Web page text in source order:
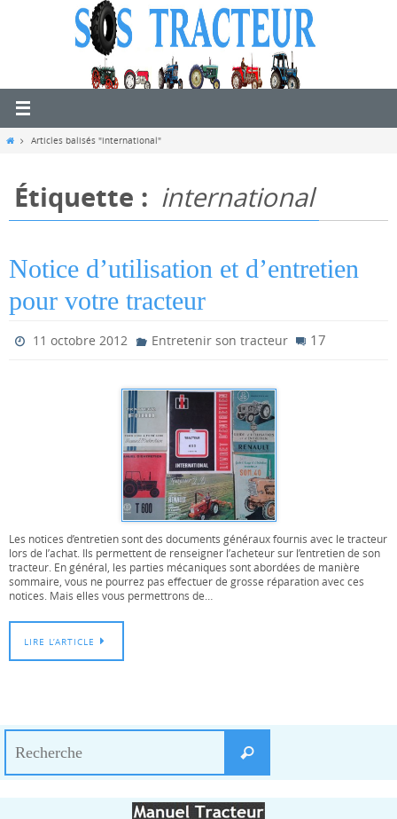
HomeArticles balisés "international"
Étiquette : international
Notice d’utilisation et d’entretien
pour votre tracteur
11 octobre 2012 Entretenir son tracteur 17
Les notices d’entretien sont des documents généraux fournis avec le tracteur
lors de l’achat. Ils permettent de renseigner l’acheteur sur l’entretien de son
tracteur. En général, les parties mécaniques sont abordées de manière
sommaire, vous ne pourrez pas effectuer de grosse réparation avec ces
notices. Mais elles vous permettrons de…
LIRE L’ARTICLE
Recherche